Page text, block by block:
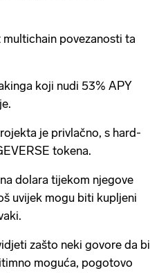
povezanosti ta
koji nudi 53% APY
je privlačno, s hard-
tokena.
dolara tijekom njegove
uvijek mogu biti kupljeni
zašto neki govore da bi
moguća, pogotovo